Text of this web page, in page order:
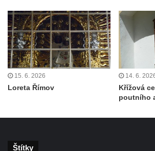
Kostel Nanebevzetí Panny Marie v
Postoloprtech
Hřbitovní kaple v Postoloprtech
Kostel svatého Jana Evangelisty v Malém
Březně
Kaple svatého Antonína Paduánského na
15. 6. 2026
Loreta Římov
14. 6.
Křížová
poutního
Štítky